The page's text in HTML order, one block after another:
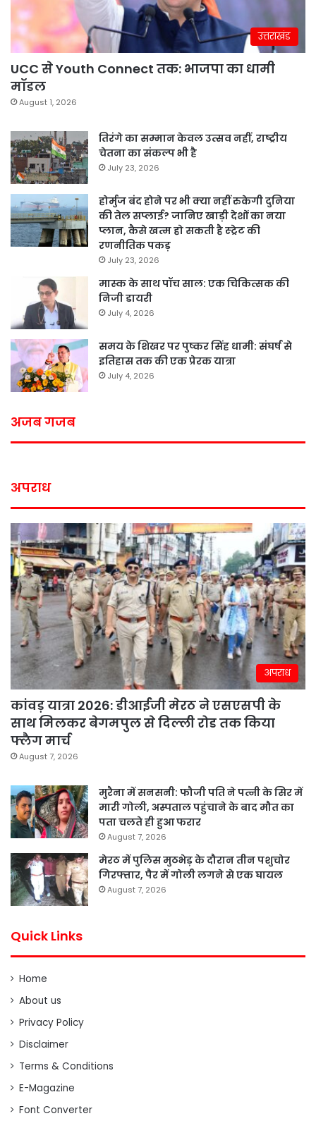
उत्तराखंड
UCC से Youth Connect तक: भाजपा का धामी
मॉडल
August 1, 2026
तिरंगे का सम्मान केवल उत्सव नहीं, राष्ट्रीय
चेतना का संकल्प भी है
July 23, 2026
होर्मुज बंद होने पर भी क्या नहीं रुकेगी दुनिया
की तेल सप्लाई? जानिए खाड़ी देशों का नया
प्लान, कैसे खत्म हो सकती है स्ट्रेट की
रणनीतिक पकड़
July 23, 2026
मास्क के साथ पॉच साल: एक चिकित्सक की
निजी डायरी
July 4, 2026
समय के शिखर पर पुष्कर सिंह धामी: संघर्ष से
इतिहास तक की एक प्रेरक यात्रा
July 4, 2026
अजब गजब
अपराध
अपराध
कांवड़ यात्रा 2026: डीआईजी मेरठ ने एसएसपी के
साथ मिलकर बेगमपुल से दिल्ली रोड तक किया
फ्लैग मार्च
August 7, 2026
मुरैना में सनसनी: फौजी पति ने पत्नी के सिर में
मारी गोली, अस्पताल पहुंचाने के बाद मौत का
पता चलते ही हुआ फरार
August 7, 2026
मेरठ में पुलिस मुठभेड़ के दौरान तीन पशुचोर
गिरफ्तार, पैर में गोली लगने से एक घायल
August 7, 2026
Quick Links
Home
About us
Privacy Policy
Disclaimer
Terms & Conditions
E-Magazine
Font Converter